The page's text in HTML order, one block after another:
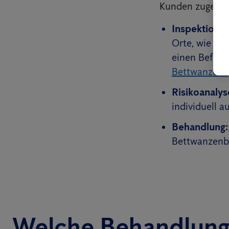
Kunden
Inspektion:
Orte, wie
einen
individuell
Behandlung: